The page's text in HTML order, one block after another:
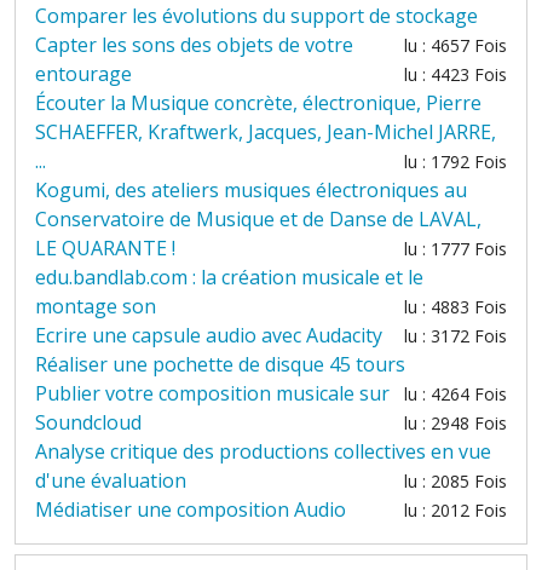
Comparer les évolutions du support de stockage
lu : 4657 Fois
Capter les sons des objets de votre
entourage
lu : 4423 Fois
Écouter la Musique concrète, électronique, Pierre
SCHAEFFER, Kraftwerk, Jacques, Jean-Michel JARRE,
...
lu : 1792 Fois
Kogumi, des ateliers musiques électroniques au
Conservatoire de Musique et de Danse de LAVAL,
LE QUARANTE !
lu : 1777 Fois
edu.bandlab.com : la création musicale et le
montage son
lu : 4883 Fois
Ecrire une capsule audio avec Audacity lu : 3172 Fois
Réaliser une pochette de disque 45 tours
lu : 4264 Fois
Publier votre composition musicale sur
Soundcloud
lu : 2948 Fois
Analyse critique des productions collectives en vue
d'une évaluation
lu : 2085 Fois
Médiatiser une composition Audio lu : 2012 Fois